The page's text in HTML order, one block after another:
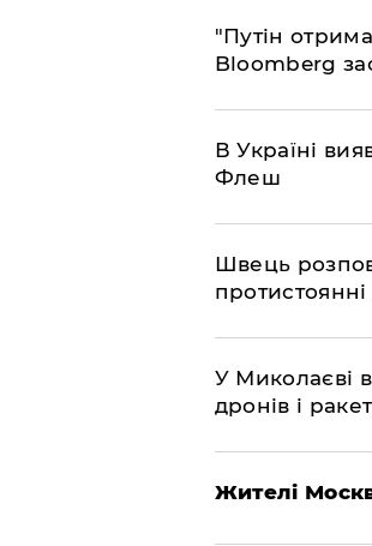
"Путін
Bloomberg
В Україні
Флеш
Швець
У Миколаєві
дронів і
Жителі